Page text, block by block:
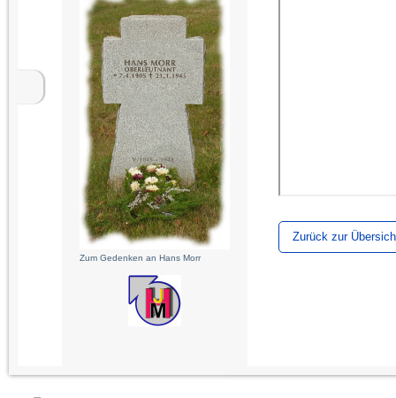
Zum Gedenken an Hans Morr
Zurück zur